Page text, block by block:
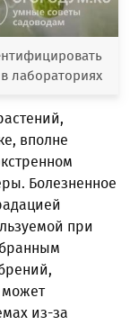
лабораториях
вполне
Болезненное
при
из-за